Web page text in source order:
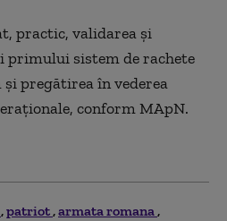
practic, validarea şi
sistem de rachete
pregătirea în vederea
conform MApN.
patriot armata romana